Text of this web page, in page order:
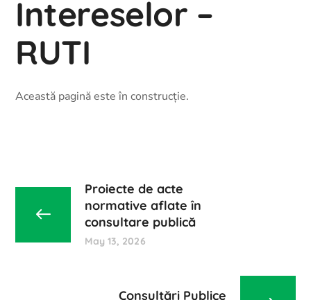
Intereselor –
RUTI
Această pagină este în construcție.
Proiecte de acte
normative aflate în
consultare publică
May 13, 2026
Consultări Publice